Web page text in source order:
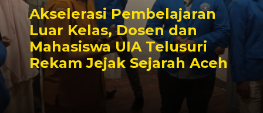
Akselerasi Pembelajaran
Luar Kelas, Dosen dan
Mahasiswa UIA Telusuri
Rekam Jejak Sejarah Aceh